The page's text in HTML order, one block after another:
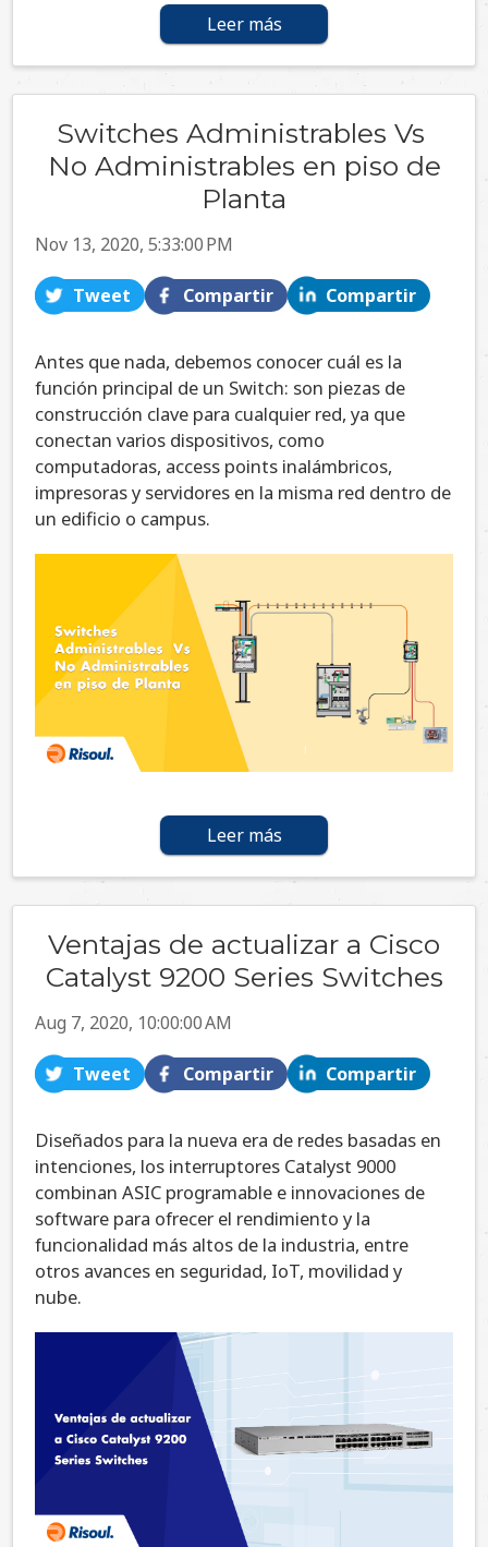
Leer más
Switches Administrables Vs
No Administrables en piso de
Planta
Nov 13, 2020, 5:33:00 PM
Tweet Compartir Compartir
Antes que nada, debemos conocer cuál es la
función principal de un Switch: son piezas de
construcción clave para cualquier red, ya que
conectan varios dispositivos, como
computadoras, access points inalámbricos,
impresoras y servidores en la misma red dentro de
un edificio o campus.
Leer más
Ventajas de actualizar a Cisco
Catalyst 9200 Series Switches
Aug 7, 2020, 10:00:00 AM
Tweet Compartir Compartir
Diseñados para la nueva era de redes basadas en
intenciones, los interruptores Catalyst 9000
combinan ASIC programable e innovaciones de
software para ofrecer el rendimiento y la
funcionalidad más altos de la industria, entre
otros avances en seguridad, IoT, movilidad y
nube.